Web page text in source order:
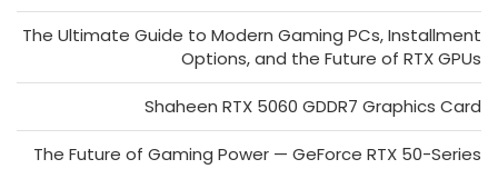
The Ultimate Guide to Modern Gaming PCs, Installment
Options, and the Future of RTX GPUs
Shaheen RTX 5060 GDDR7 Graphics Card
The Future of Gaming Power — GeForce RTX 50-Series